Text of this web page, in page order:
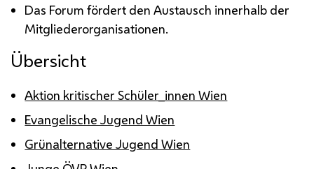
Das Forum fördert den Austausch innerhalb der
Mitgliederorganisationen.
Übersicht
Aktion kritischer Schüler_innen Wien
Evangelische Jugend Wien
Grünalternative Jugend Wien